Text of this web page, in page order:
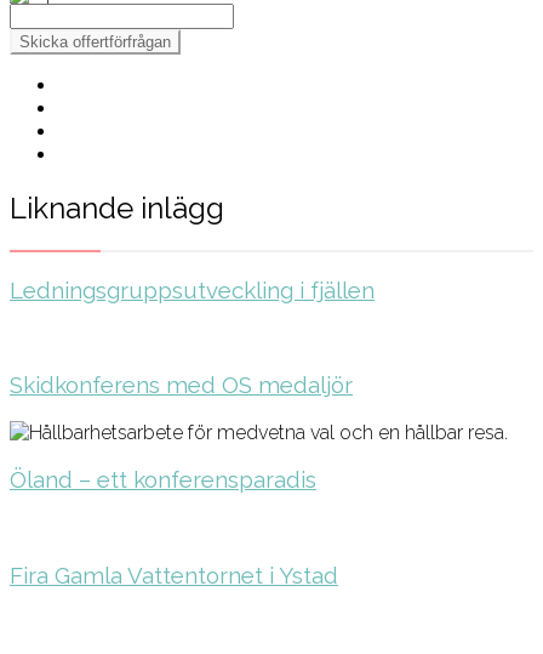
Liknande inlägg
Ledningsgruppsutveckling i fjällen
Skidkonferens med OS medaljör
Öland – ett konferensparadis
Fira Gamla Vattentornet i Ystad